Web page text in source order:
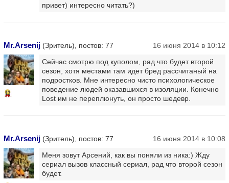
привет) интересно читать?)
Mr.Arsenij (Зритель), постов: 77 16 июня 2014 в 10:12
13
Сейчас смотрю под куполом, рад что будет второй
сезон, хотя местами там идет бред рассчитаный на
подростков. Мне интересно чисто психологическое
поведение людей оказавшихся в изоляции. Конечно
Lost им не переплюнуть, он просто шедевр.
Mr.Arsenij (Зритель), постов: 77 16 июня 2014 в 10:08
Меня зовут Арсений, как вы поняли из ника:) Жду
сериал вызов классный сериал, рад что второй сезон
будет.